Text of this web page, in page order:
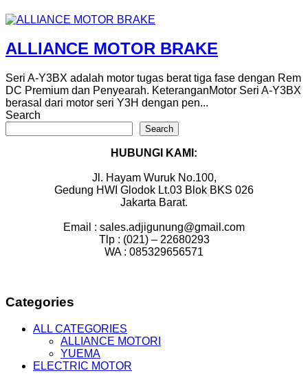
ALLIANCE MOTOR BRAKE
Seri A-Y3BX adalah motor tugas berat tiga fase dengan Rem
DC Premium dan Penyearah. KeteranganMotor Seri A-Y3BX
berasal dari motor seri Y3H dengan pen...
Search
Search
HUBUNGI KAMI:
Jl. Hayam Wuruk No.100,
Gedung HWI Glodok Lt.03 Blok BKS 026
Jakarta Barat.
Email : sales.adjigunung@gmail.com
Tlp : (021) – 22680293
WA : 085329656571
Categories
ALL CATEGORIES
ALLIANCE MOTORI
YUEMA
ELECTRIC MOTOR